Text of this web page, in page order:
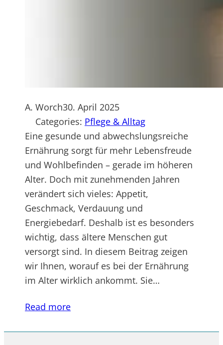
A. Worch30. April 2025
Categories: Pflege & Alltag
Eine gesunde und abwechslungsreiche
Ernährung sorgt für mehr Lebensfreude
und Wohlbefinden – gerade im höheren
Alter. Doch mit zunehmenden Jahren
verändert sich vieles: Appetit,
Geschmack, Verdauung und
Energiebedarf. Deshalb ist es besonders
wichtig, dass ältere Menschen gut
versorgt sind. In diesem Beitrag zeigen
wir Ihnen, worauf es bei der Ernährung
im Alter wirklich ankommt. Sie…
Read more